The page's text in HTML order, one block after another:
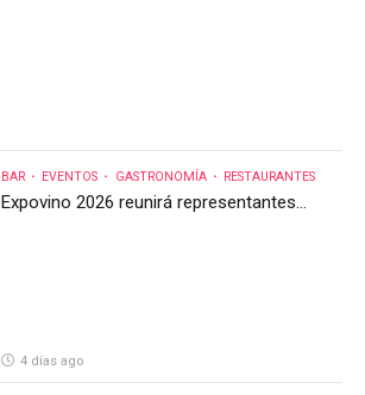
BAR EVENTOS GASTRONOMÍA RESTAURANTES
Expovino 2026 reunirá representantes
4 días ago